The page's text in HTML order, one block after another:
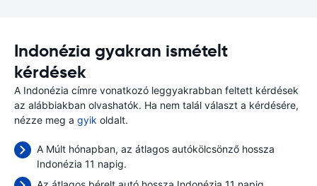
Indonézia gyakran ismételt
kérdések
A Indonézia címre vonatkozó leggyakrabban feltett kérdések
az alábbiakban olvashatók. Ha nem talál választ a kérdésére,
nézze meg a gyik oldalt.
A Múlt hónapban, az átlagos autókölcsönző hossza
Indonézia 11 napig.